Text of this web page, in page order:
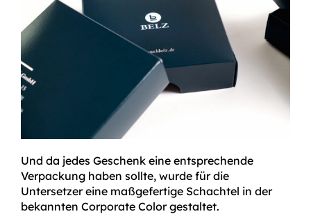
Und da jedes Geschenk eine entsprechende
Verpackung haben sollte, wurde für die
Untersetzer eine maßgefertige Schachtel in der
bekannten Corporate Color gestaltet.